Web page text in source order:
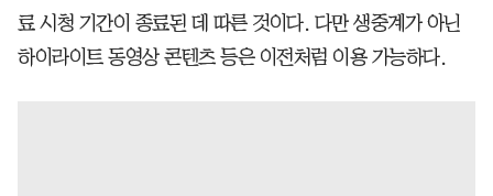
료 시청 기간이 종료된 데 따른 것이다. 다만 생중계가 아닌
하이라이트 동영상 콘텐츠 등은 이전처럼 이용 가능하다.